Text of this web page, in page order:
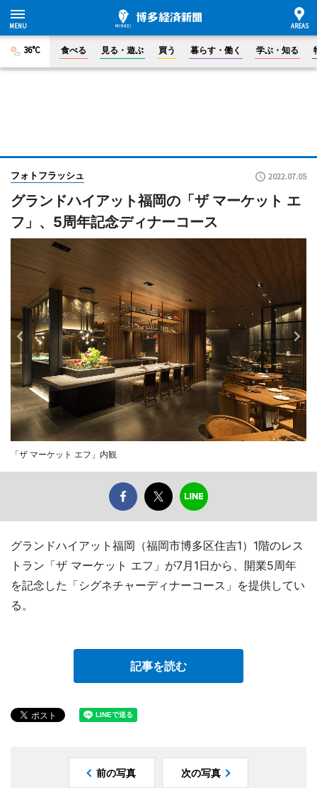
36°C 食べる 見る・遊ぶ 買う 暮らす・働く 学ぶ・知る
フォトフラッシュ 2022.07.05
グランドハイアット福岡の「ザ マーケット エ
フ」、5周年記念ディナーコース
「ザ マーケット エフ」内観
グランドハイアット福岡（福岡市博多区住吉1）1階のレス
トラン「ザ マーケット エフ」が7月1日から、開業5周年
を記念した「シグネチャーディナーコース」を提供してい
る。
記事を読む
前の写真 次の写真